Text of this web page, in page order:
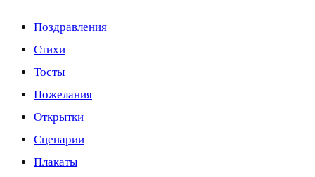
Поздравления
Стихи
Тосты
Пожелания
Открытки
Сценарии
Плакаты